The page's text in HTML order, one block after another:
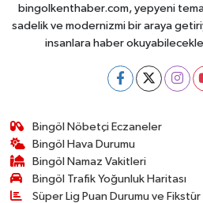
bingolkenthaber.com, yepyeni
sadelik ve modernizmi bir araya
insanlara haber
Bingöl Nöbetçi Eczaneler
Bingöl Hava Durumu
Bingöl Namaz Vakitleri
Bingöl Trafik Yoğunluk Haritası
Süper Lig Puan Durumu ve Fikstür